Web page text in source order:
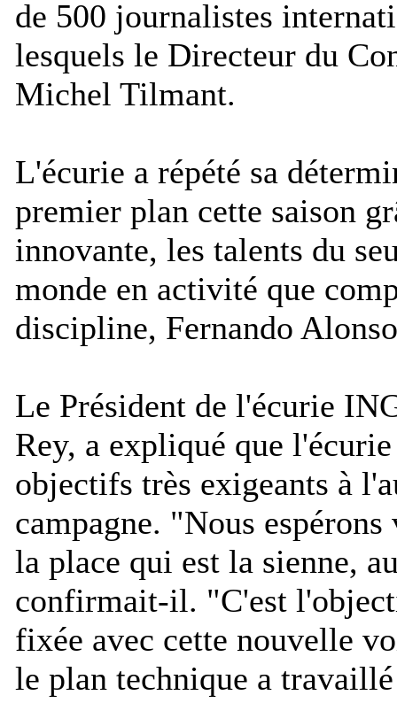
de 500 journalistes
lesquels le Directeur du
Michel Tilmant.
L'écurie a répété sa
premier plan cette saison
innovante, les talents du
monde en activité que
discipline, Fernando
Le Président de l'écurie
Rey, a expliqué que
objectifs très exigeants à
campagne. "Nous
la place qui est la sienne,
confirmait-il. "C'est
fixée avec cette nouvelle
le plan technique a